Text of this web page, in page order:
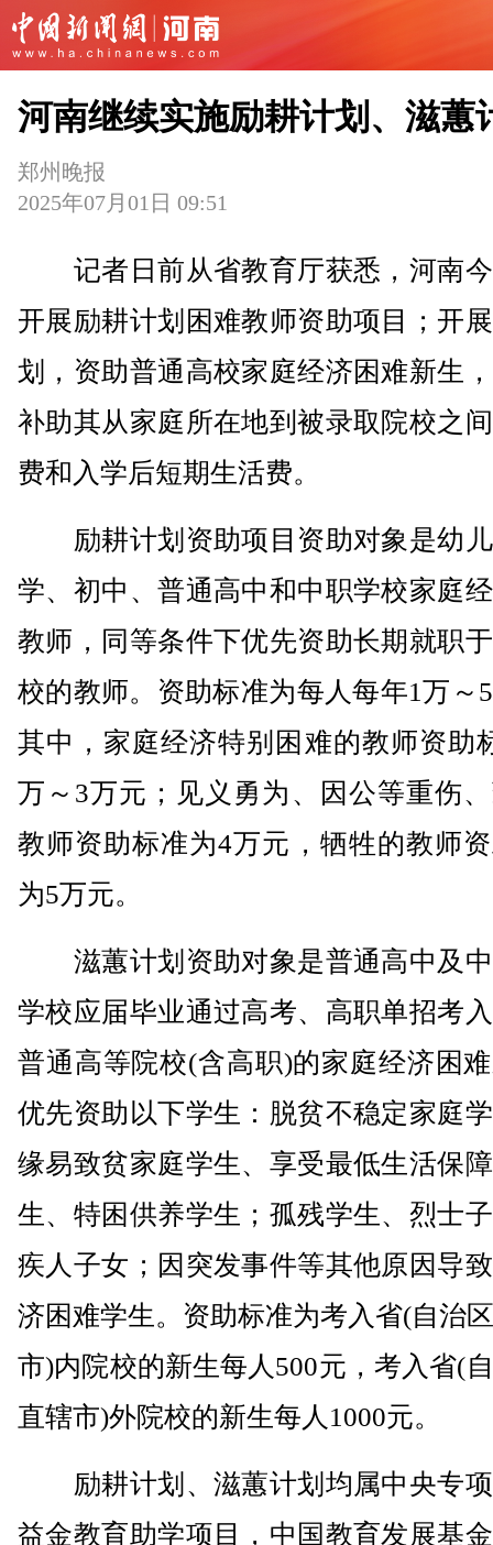
河南继续实施励耕计划、滋蕙
郑州晚报
2025年07月01日 09:51
记者日前从省教育厅获悉，河南
开展励耕计划困难教师资助项目；开
划，资助普通高校家庭经济困难新生
补助其从家庭所在地到被录取院校之
费和入学后短期生活费。
励耕计划资助项目资助对象是幼
学、初中、普通高中和中职学校家庭
教师，同等条件下优先资助长期就职
校的教师。资助标准为每人每年1万～
其中，家庭经济特别困难的教师资助
万～3万元；见义勇为、因公等重伤
教师资助标准为4万元，牺牲的教师
为5万元。
滋蕙计划资助对象是普通高中及
学校应届毕业通过高考、高职单招考
普通高等院校(含高职)的家庭经济困
优先资助以下学生：脱贫不稳定家庭
缘易致贫家庭学生、享受最低生活保
生、特困供养学生；孤残学生、烈士
疾人子女；因突发事件等其他原因导
济困难学生。资助标准为考入省(自治
市)内院校的新生每人500元，考入省(
直辖市)外院校的新生每人1000元。
励耕计划、滋蕙计划均属中央专
益金教育助学项目，中国教育发展基